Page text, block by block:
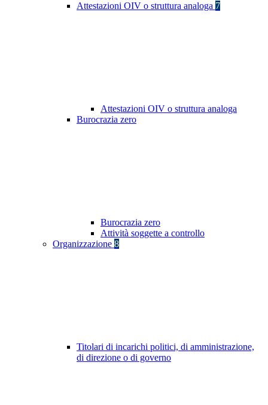
Attestazioni OIV o struttura analoga 7
Attestazioni OIV o struttura analoga
Burocrazia zero
Burocrazia zero
Attività soggette a controllo
Organizzazione 8
Titolari di incarichi politici, di amministrazione,
di direzione o di governo